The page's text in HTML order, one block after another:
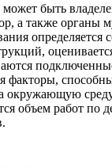
быть
а также органы
определяется
факторы,
окружающую
объем работ по